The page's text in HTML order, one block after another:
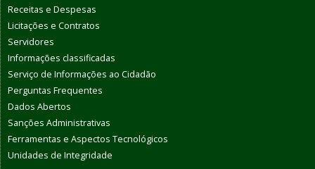
Receitas e Despesas
Licitações e Contratos
Servidores
Informações classificadas
Serviço de Informações ao Cidadão
Perguntas Frequentes
Dados Abertos
Sanções Administrativas
Ferramentas e Aspectos Tecnológicos
Unidades de Integridade